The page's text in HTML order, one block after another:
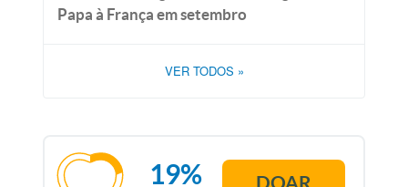
Papa à França em setembro
VER TODOS »
19% DOAR